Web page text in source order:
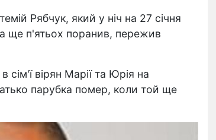
Рябчук, який у ніч на 27 січня
ще п'ятьох поранив, пережив
сім'ї вірян Марії та Юрія на
парубка помер, коли той ще